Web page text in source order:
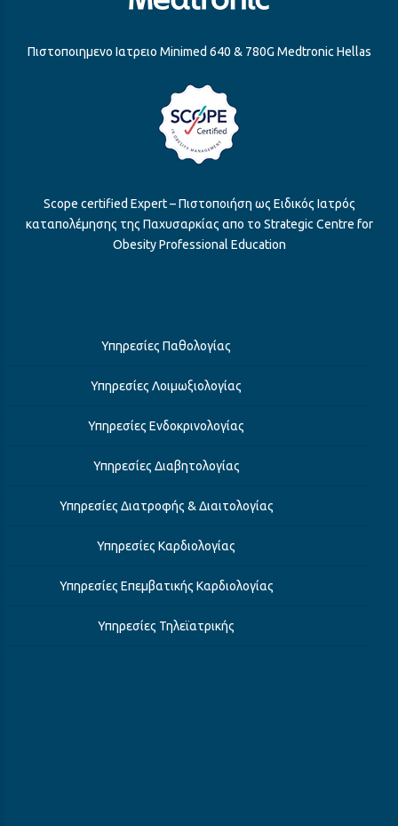
Πιστοποιημενο Ιατρειο Minimed 640 & 780G Medtronic Hellas
Scope certified Expert – Πιστοποιήση ως Ειδικός Iατρός
καταπολέμησης της Παχυσαρκίας απο το Strategic Centre for
Obesity Professional Education
Υπηρεσίες Παθολογίας
Υπηρεσίες Λοιμωξιολογίας
Υπηρεσίες Ενδοκρινολογίας
Υπηρεσίες Διαβητολογίας
Υπηρεσίες Διατροφής & Διαιτολογίας
Υπηρεσίες Καρδιολογίας
Υπηρεσίες Επεμβατικής Καρδιολογίας
Υπηρεσίες Τηλεϊατρικής